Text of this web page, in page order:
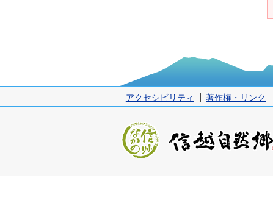
アクセシビリティ 著作権・リンク